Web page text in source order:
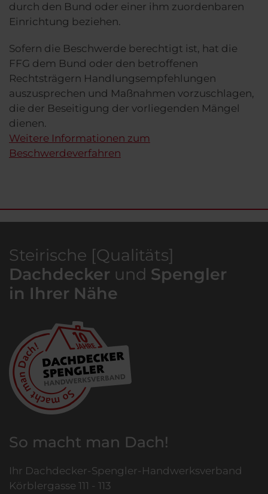
durch den Bund oder einer ihm zuordenbaren
Einrichtung beziehen.
Sofern die Beschwerde berechtigt ist, hat die
FFG dem Bund oder den betroffenen
Rechtsträgern Handlungsempfehlungen
auszusprechen und Maßnahmen vorzuschlagen,
die der Beseitigung der vorliegenden Mängel
dienen.
Weitere Informationen zum
Beschwerdeverfahren
Steirische [Qualitäts]
Dachdecker und Spengler
in Ihrer Nähe
So macht man Dach!
Ihr Dachdecker-Spengler-Handwerksverband
Körblergasse 111 - 113